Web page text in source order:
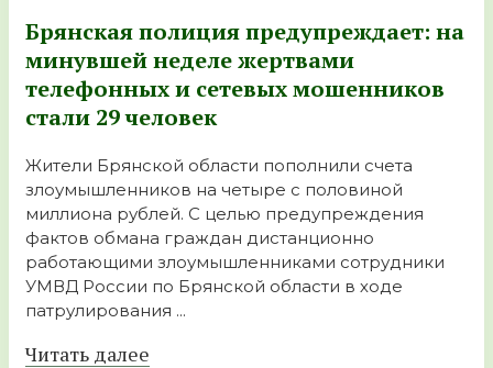
Брянская полиция предупреждает: на
минувшей неделе жертвами
телефонных и сетевых мошенников
стали 29 человек
Жители Брянской области пополнили счета
злоумышленников на четыре с половиной
миллиона рублей. С целью предупреждения
фактов обмана граждан дистанционно
работающими злоумышленниками сотрудники
УМВД России по Брянской области в ходе
патрулирования ...
Читать далее